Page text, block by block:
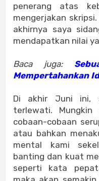
penerang atas
mengerjakan
akhirnya saya
mendapatkan nilai
Baca juga:
Mempertahankan
Di akhir Juni ini,
terlewati.
cobaan-cobaan
atau bahkan
mental kami
banting dan kuat
seperti kata